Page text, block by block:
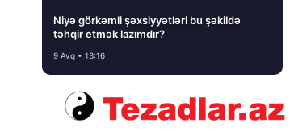
Niyə görkəmli şəxsiyyətləri bu şəkildə
təhqir etmək lazımdır?
9 Avq • 13:16